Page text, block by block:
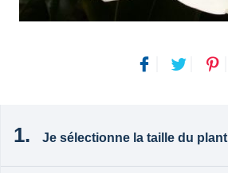
Je sélectionne la taille du plant